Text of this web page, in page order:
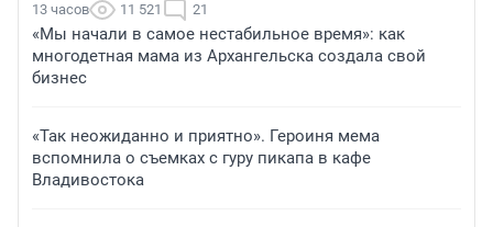
13 часов 11 521 21
«Мы начали в самое нестабильное время»: как
многодетная мама из Архангельска создала свой
бизнес
«Так неожиданно и приятно». Героиня мема
вспомнила о съемках с гуру пикапа в кафе
Владивостока